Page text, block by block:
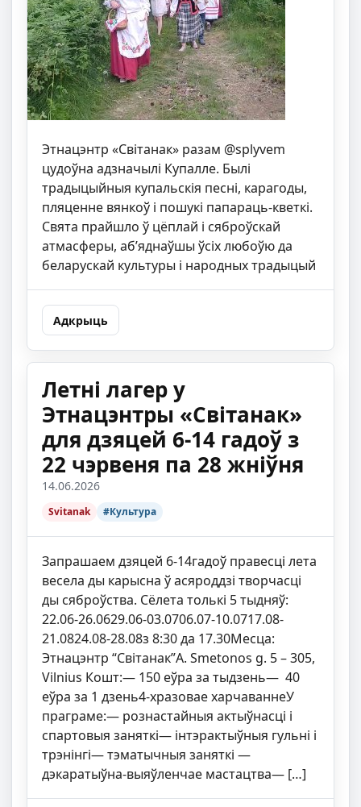
Этнацэнтр «Світанак» разам @splyvem
цудоўна адзначылі Купалле. Былі
традыцыйныя купальскія песні, карагоды,
пляценне вянкоў і пошукі папараць-кветкі.
Свята прайшло ў цёплай і сяброўскай
атмасферы, аб’яднаўшы ўсіх любоўю да
беларускай культуры і народных традыцый
Адкрыць
Летні лагер у
Этнацэнтры «Світанак»
для дзяцей 6-14 гадоў з
22 чэрвеня па 28 жніўня
14.06.2026
Svitanak #Культура
Запрашаем дзяцей 6-14гадоў правесці лета
весела ды карысна ў асяроддзі творчасці
ды сяброўства. Сёлета толькі 5 тыдняў:
22.06-26.0629.06-03.0706.07-10.0717.08-
21.0824.08-28.08з 8:30 да 17.30Месца:
Этнацэнтр “Світанак”A. Smetonos g. 5 – 305,
Vilnius Кошт:— 150 еўра за тыдзень— 40
еўра за 1 дзень4-хразовае харчаваннеУ
праграме:— рознастайныя актыўнасці і
спартовыя заняткі— інтэрактыўныя гульні і
трэнінгі— тэматычныя заняткі —
дэкаратыўна-выяўленчае мастацтва— […]